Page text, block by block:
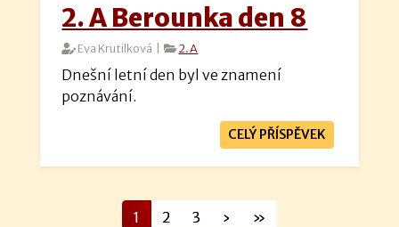
2. A Berounka den 8
Eva Krutilková | 2.A
Dnešní letní den byl ve znamení
poznávání.
CELÝ PŘÍSPĚVEK
1 2 3 › »